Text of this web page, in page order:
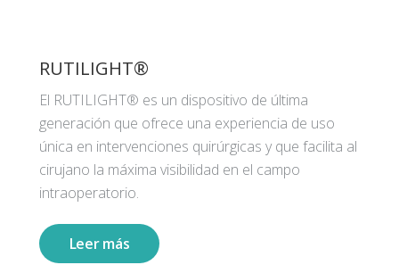
RUTILIGHT®
El RUTILIGHT® es un dispositivo de última
generación que ofrece una experiencia de uso
única en intervenciones quirúrgicas y que facilita al
cirujano la máxima visibilidad en el campo
intraoperatorio.
Leer más